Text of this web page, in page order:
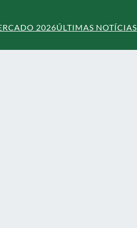
2026ÚLTIMAS NOTÍCIAS